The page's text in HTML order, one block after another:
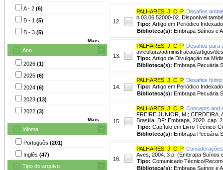
A - 2 (6)
B - 1 (5)
B - 3 (5)
Mais...
Ano
2026 (1)
2025 (6)
2024 (6)
2023 (13)
2022 (3)
Mais...
Idioma
Português (201)
Inglês (47)
Tipo do arquivo
12.
PALHARES, J. C. P. Desafios
n.03.06.52000-02. Disponível
Tipo: Artigo em Periódico Indexado
Biblioteca(s): Embrapa Suínos e
13.
PALHARES, J. C. P. Desafios para
avicultura/administracao/artigos/
Tipo: Artigo de Divulgação na
Biblioteca(s): Embrapa Pecuária
14.
PALHARES, J. C. P. Desafios
Tipo: Artigo em Periódico Indexado
Biblioteca(s): Embrapa Pecuária
15.
PALHARES, J. C. P. Concepts and
FREIRE JUNIOR, M.; CERDEIRA,
Brasília, DF: Embrapa, 2020. cap.
Tipo: Capítulo em Livro Técnico-
Biblioteca(s): Embrapa Pecuária
16.
PALHARES, J. C. P.
Aves, 2004. 3 p. (Embrapa Suínos
Tipo: Comunicado Técnico/
Biblioteca(s): Embrapa Suínos e